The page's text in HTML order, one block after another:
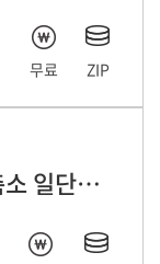
무료 ZIP
중남미 기상 관측소 일단위 자료